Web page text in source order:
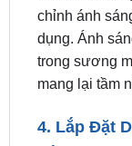
trong sương
mang lại tầm
4. Lắp Đặt
Được thiết kế